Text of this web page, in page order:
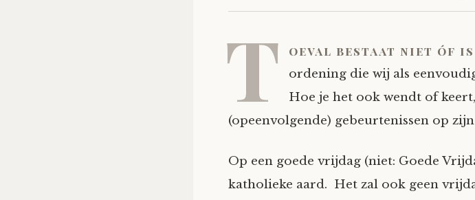
T oeval bestaat niet óf is
ordening die wij als
Hoe je het ook wendt of
(opeenvolgende) gebeurtenissen op
Op een goede vrijdag (niet: Goede
katholieke aard. Het zal ook geen